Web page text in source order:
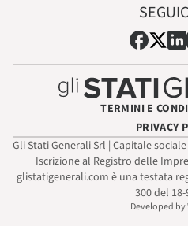
TERMINI E
PRIVACY
Gli Stati Generali Srl | Capitale
Iscrizione al Registro delle
glistatigenerali.com è una testata
300 del 18-
Developed